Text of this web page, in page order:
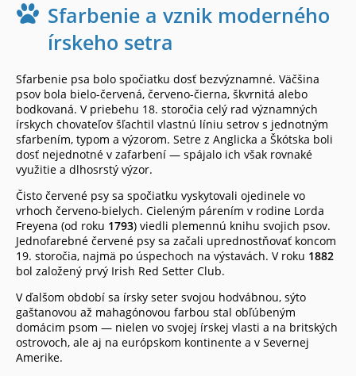
Sfarbenie a vznik moderného
írskeho setra
Sfarbenie psa bolo spočiatku dosť bezvýznamné. Väčšina
psov bola bielo-červená, červeno-čierna, škvrnitá alebo
bodkovaná. V priebehu 18. storočia celý rad významných
írskych chovateľov šľachtil vlastnú líniu setrov s jednotným
sfarbením, typom a výzorom. Setre z Anglicka a Škótska boli
dosť nejednotné v zafarbení — spájalo ich však rovnaké
využitie a dlhosrstý výzor.
Čisto červené psy sa spočiatku vyskytovali ojedinele vo
vrhoch červeno-bielych. Cieleným párením v rodine Lorda
Freyena (od roku 1793) viedli plemennú knihu svojich psov.
Jednofarebné červené psy sa začali uprednostňovať koncom
19. storočia, najmä po úspechoch na výstavách. V roku 1882
bol založený prvý Irish Red Setter Club.
V ďalšom období sa írsky seter svojou hodvábnou, sýto
gaštanovou až mahagónovou farbou stal obľúbeným
domácim psom — nielen vo svojej írskej vlasti a na britských
ostrovoch, ale aj na európskom kontinente a v Severnej
Amerike.